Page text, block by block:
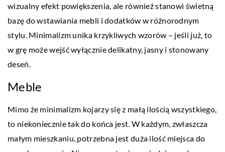
wizualny efekt powiększenia, ale również stanowi świetną
bazę do wstawiania mebli i dodatków w różnorodnym
stylu. Minimalizm unika krzykliwych wzorów – jeśli już, to
w grę może wejść wyłącznie delikatny, jasny i stonowany
deseń.
Meble
Mimo że minimalizm kojarzy się z małą ilością wszystkiego,
to niekoniecznie tak do końca jest. W każdym, zwłaszcza
małym mieszkaniu, potrzebna jest duża ilość miejsca do